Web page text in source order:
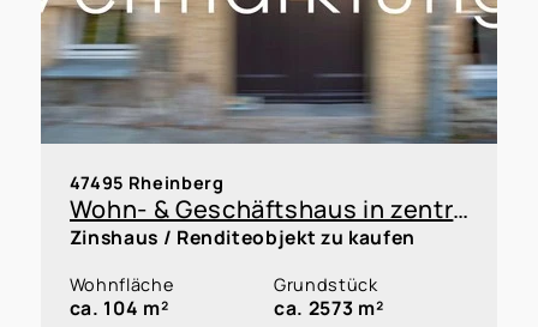
47495 Rheinberg
Wohn- & Geschäftshaus in zentraler Fußgängerzone von Rheinberg
Zinshaus / Renditeobjekt zu kaufen
Wohnfläche
ca. 104 m²
Grundstück
ca. 2573 m²